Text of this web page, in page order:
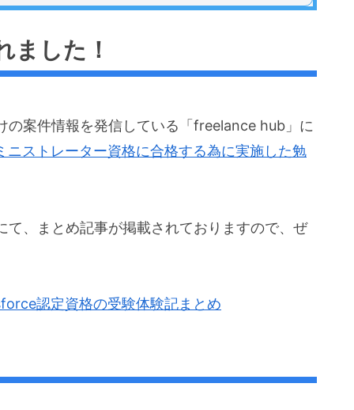
ました！
の案件情報を発信している「freelance hub」に
ストレーター資格に合格する為に実施した勉
、まとめ記事が掲載されておりますので、ぜ
認定資格の受験体験記まとめ